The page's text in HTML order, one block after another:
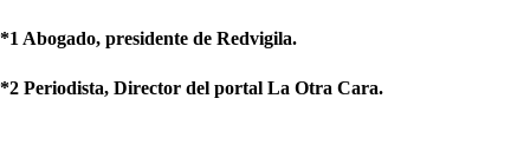
*1 Abogado, presidente de Redvigila.
*2 Periodista, Director del portal La Otra Cara.